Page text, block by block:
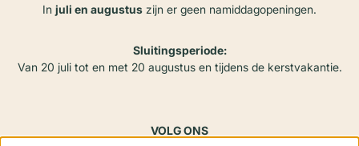
In juli en augustus zijn er geen namiddagopeningen.
Sluitingsperiode:
Van 20 juli tot en met 20 augustus en tijdens de kerstvakantie.
VOLG ONS